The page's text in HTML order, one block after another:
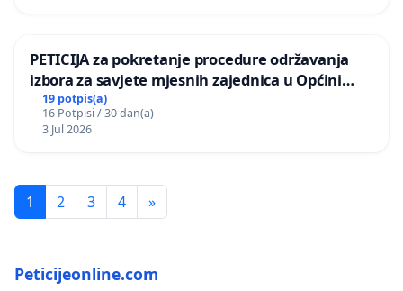
PETICIJA za pokretanje procedure održavanja
izbora za savjete mjesnih zajednica u Općini
Bugojno
19 potpis(a)
16 Potpisi / 30 dan(a)
3 Jul 2026
1 2 3 4 »
Peticijeonline.com